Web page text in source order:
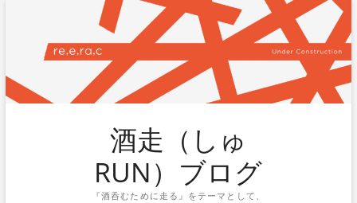
酒走（しゅ
RUN）ブログ
『酒呑むために走る』をテーマとして、